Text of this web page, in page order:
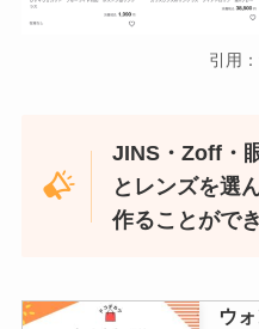
引用
JINS・Zoff・
とレンズを選
作ることがで
ウ